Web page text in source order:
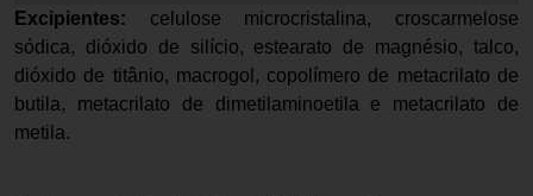
Excipientes: celulose microcristalina, croscarmelose
sódica, dióxido de silício, estearato de magnésio, talco,
dióxido de titânio, macrogol, copolímero de metacrilato de
butila, metacrilato de dimetilaminoetila e metacrilato de
metila.